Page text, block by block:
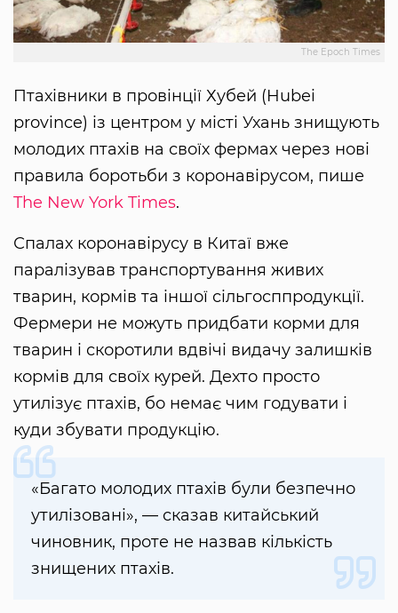
The Epoch Times
Птахівники в провінції Хубей (Hubei
province) із центром у місті Ухань знищують
молодих птахів на своїх фермах через нові
правила боротьби з коронавірусом, пише
The New York Times.
Спалах коронавірусу в Китаї вже
паралізував транспортування живих
тварин, кормів та іншої сільгосппродукції.
Фермери не можуть придбати корми для
тварин і скоротили вдвічі видачу залишків
кормів для своїх курей. Дехто просто
утилізує птахів, бо немає чим годувати і
куди збувати продукцію.
«Багато молодих птахів були безпечно
утилізовані», — сказав китайський
чиновник, проте не назвав кількість
знищених птахів.